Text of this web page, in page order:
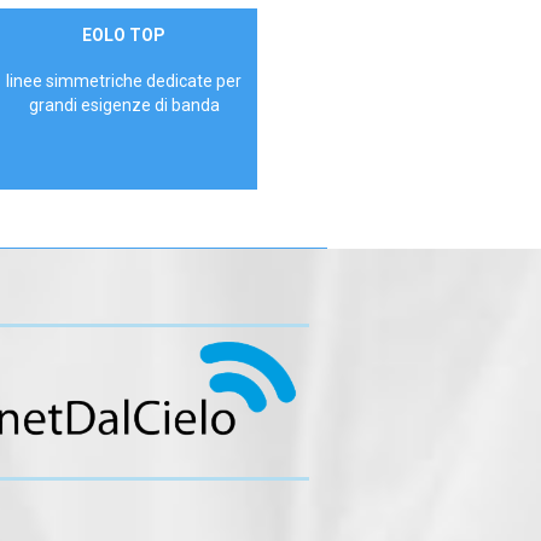
ContattaciEOLO TOP
linee simmetriche dedicate per
grandi esigenze di banda